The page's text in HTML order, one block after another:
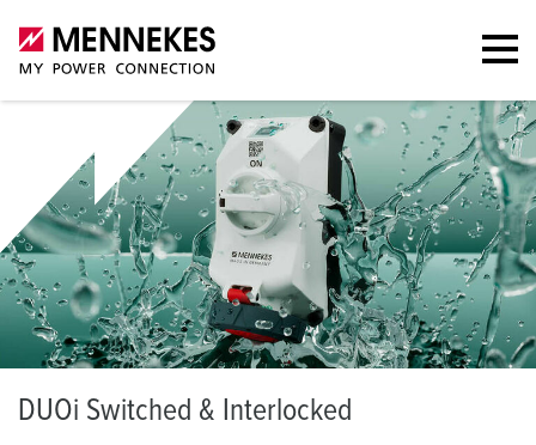
DUOi Switched & Interlocked